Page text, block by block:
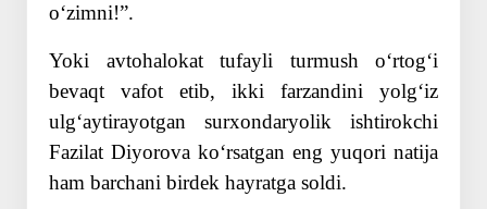
oʻzimni!”.
Yoki avtohalokat tufayli turmush oʻrtogʻi
bevaqt vafot etib, ikki farzandini yolgʻiz
ulgʻaytirayotgan surxondaryolik ishtirokchi
Fazilat Diyorova koʻrsatgan eng yuqori natija
ham barchani birdek hayratga soldi.